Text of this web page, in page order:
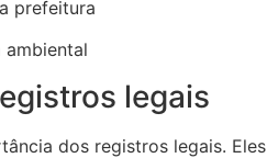
prefeitura
ambiental
legais
dos registros legais.